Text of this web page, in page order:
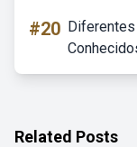
#20
Related Posts